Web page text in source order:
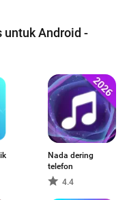
untuk Android -
Nada dering
telefon
4.4